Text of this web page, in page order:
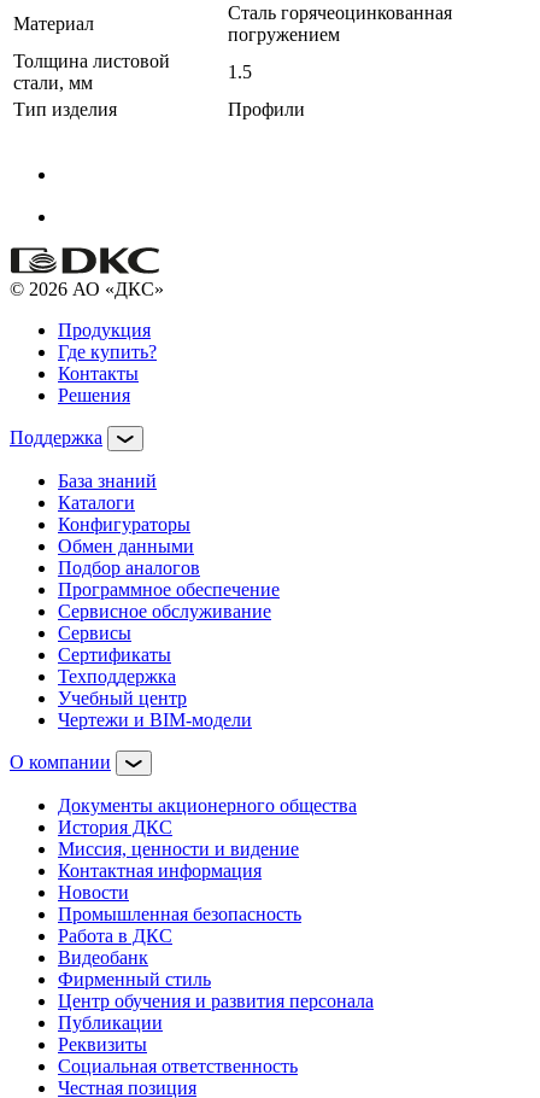
Материал
Сталь горячеоцинкованная
погружением
Толщина листовой
стали, мм
1.5
Тип изделия
Профили
© 2026 АО «ДКС»
Продукция
Где купить?
Контакты
Решения
Поддержка
База знаний
Каталоги
Конфигураторы
Обмен данными
Подбор аналогов
Программное обеспечение
Сервисное обслуживание
Сервисы
Сертификаты
Техподдержка
Учебный центр
Чертежи и BIM-модели
О компании
Документы акционерного общества
История ДКС
Миссия, ценности и видение
Контактная информация
Новости
Промышленная безопасность
Работа в ДКС
Видеобанк
Фирменный стиль
Центр обучения и развития персонала
Публикации
Реквизиты
Социальная ответственность
Честная позиция